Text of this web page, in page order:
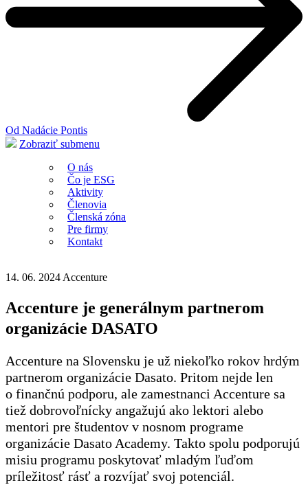
Od Nadácie Pontis
Zobraziť submenu
O nás
Čo je ESG
Aktivity
Členovia
Členská zóna
Pre firmy
Kontakt
14. 06. 2024 Accenture
Accenture je generálnym partnerom
organizácie DASATO
Accenture na Slovensku je už niekoľko rokov hrdým
partnerom organizácie Dasato. Pritom nejde len
o finančnú podporu, ale zamestnanci Accenture sa
tiež dobrovoľnícky angažujú ako lektori alebo
mentori pre študentov v nosnom programe
organizácie Dasato Academy. Takto spolu podporujú
misiu programu poskytovať mladým ľuďom
príležitosť rásť a rozvíjať svoj potenciál.